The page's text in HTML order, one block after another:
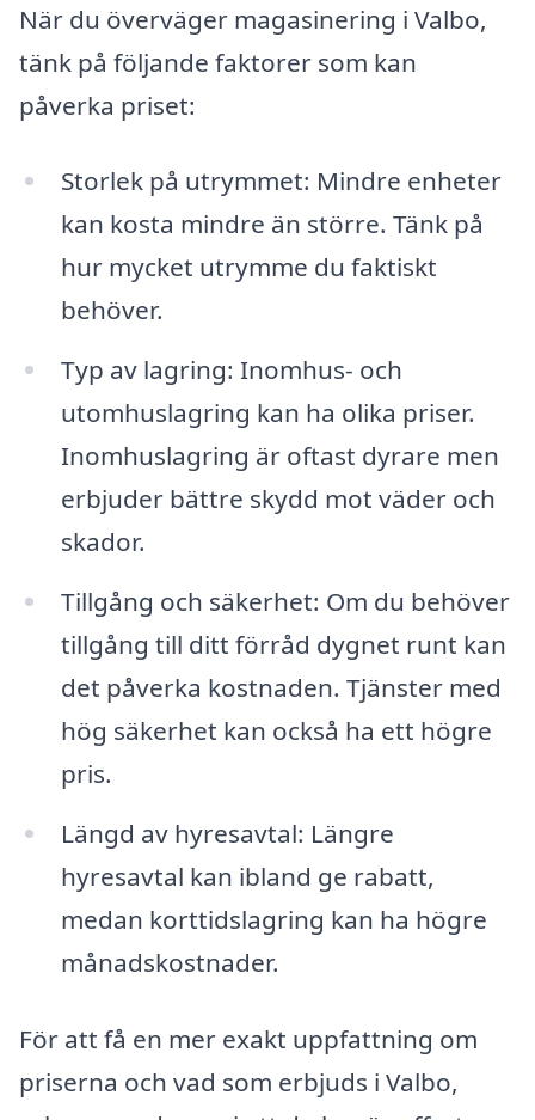
När du överväger magasinering i Valbo,
tänk på följande faktorer som kan
påverka priset:
Storlek på utrymmet: Mindre enheter
kan kosta mindre än större. Tänk på
hur mycket utrymme du faktiskt
behöver.
Typ av lagring: Inomhus- och
utomhuslagring kan ha olika priser.
Inomhuslagring är oftast dyrare men
erbjuder bättre skydd mot väder och
skador.
Tillgång och säkerhet: Om du behöver
tillgång till ditt förråd dygnet runt kan
det påverka kostnaden. Tjänster med
hög säkerhet kan också ha ett högre
pris.
Längd av hyresavtal: Längre
hyresavtal kan ibland ge rabatt,
medan korttidslagring kan ha högre
månadskostnader.
För att få en mer exakt uppfattning om
priserna och vad som erbjuds i Valbo,